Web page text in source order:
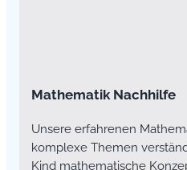
Mathematik Nachhilfe
Unsere erfahrenen
komplexe Themen
Kind mathematische